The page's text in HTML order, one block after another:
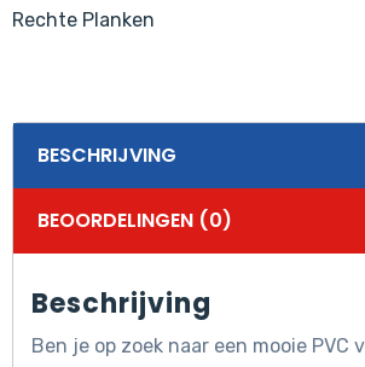
Rechte Planken
BESCHRIJVING
BEOORDELINGEN (0)
Beschrijving
Ben je op zoek naar een mooie PVC